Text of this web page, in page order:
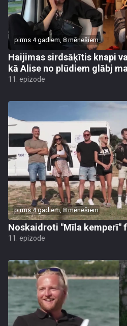
pirms 4 gadiem, 8 mēnešiem
Haijimas sirdsāķītis knapi
kā Alise no plūdiem glābj
11. epizode
pirms 4 gadiem, 8 mēnešiem
Noskaidroti "Mīla kemperī"
11. epizode